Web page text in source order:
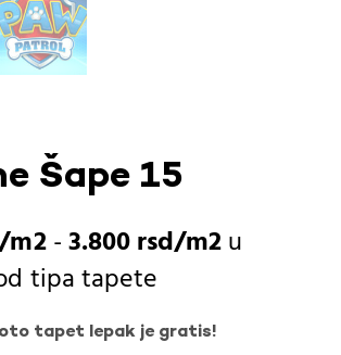
Šape 15
-3.800rsd
u
tipa tapete
tapet lepak je gratis!